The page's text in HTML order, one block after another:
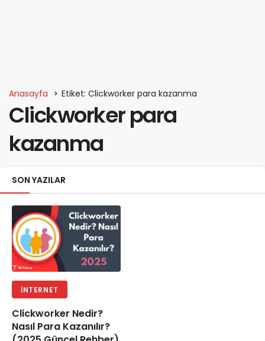
Anasayfa Etiket: Clickworker para kazanma
Clickworker para
kazanma
SON YAZILAR
İNTERNET
Clickworker Nedir?
Nasıl Para Kazanılır?